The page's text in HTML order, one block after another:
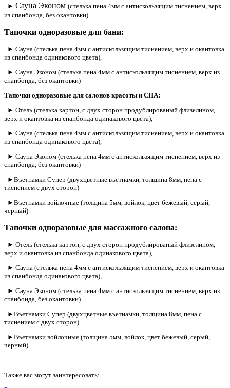
► Сауна Эконом (стелька пена 4мм с антискользящим тиснением, верх
из спанбонда, без окантовки)
Тапочки одноразовые для бани:
► Сауна (стелька пена 4мм с антискользящим тиснением, верх и окантовка
из спанбонда одинакового цвета),
► Сауна Эконом (стелька пена 4мм с антискользящим тиснением, верх из
спанбонда, без окантовки)
Тапочки одноразовые для салонов красоты и СПА:
► Отель (стелька картон, с двух сторон продублированый флизелином,
верх и окантовка из спанбонда одинакового цвета),
► Сауна (стелька пена 4мм с антискользящим тиснением, верх и окантовка
из спанбонда одинакового цвета),
► Сауна Эконом (стелька пена 4мм с антискользящим тиснением, верх из
спанбонда, без окантовки)
►Въетнамки Супер (двухцветные въетнамки, толщина 8мм, пена с
тиснением с двух сторон)
►Въетнамки войлочные (толщина 5мм, войлок, цвет бежевый, серый,
черный)
Тапочки одноразовые для массажного салона:
► Отель (стелька картон, с двух сторон продублированый флизелином,
верх и окантовка из спанбонда одинакового цвета),
► Сауна (стелька пена 4мм с антискользящим тиснением, верх и окантовка
из спанбонда одинакового цвета),
► Сауна Эконом (стелька пена 4мм с антискользящим тиснением, верх из
спанбонда, без окантовки)
►Въетнамки Супер (двухцветные въетнамки, толщина 8мм, пена с
тиснением с двух сторон)
►Въетнамки войлочные (толщина 5мм, войлок, цвет бежевый, серый,
черный)
Также вас могут заинтересовать: